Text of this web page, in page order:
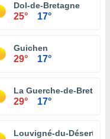
Dol-de-Bretagne
25° 17°
Guichen
29° 17°
La Guerche-de-
29° 17°
Louvigné-du-Désert